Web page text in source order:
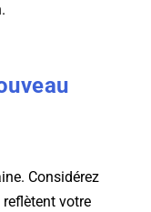
Considérez
votre